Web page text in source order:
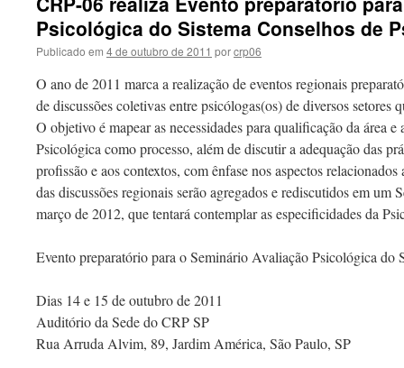
Psicológica do Sistema Conselhos de
Publicado em 4 de outubro de 2011 porcrp06
O ano de 2011 marca a realização de eventos regionais
de discussões coletivas entre psicólogas(os) de diversos setores
O objetivo é mapear as necessidades para qualificação da área
Psicológica como processo, além de discutir a adequação das
profissão e aos contextos, com ênfase nos aspectos
das discussões regionais serão agregados e rediscutidos em
março de 2012, que tentará contemplar as especificidades da
Evento preparatório para o Seminário Avaliação Psicológica do
Dias 14 e 15 de outubro de 2011
Auditório da Sede do CRP SP
Rua Arruda Alvim, 89, Jardim América, São Paulo, SP